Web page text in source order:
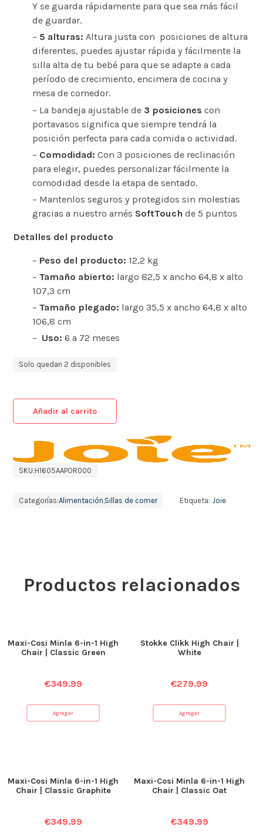
Y se guarda rápidamente para que sea más fácil
de guardar.
– 5 alturas: Altura justa con posiciones de altura
diferentes, puedes ajustar rápida y fácilmente la
silla alta de tu bebé para que se adapte a cada
período de crecimiento, encimera de cocina y
mesa de comedor.
– La bandeja ajustable de 3 posiciones con
portavasos significa que siempre tendrá la
posición perfecta para cada comida o actividad.
– Comodidad: Con 3 posiciones de reclinación
para elegir, puedes personalizar fácilmente la
comodidad desde la etapa de sentado.
– Mantenlos seguros y protegidos sin molestias
gracias a nuestro arnés SoftTouch de 5 puntos
Detalles del producto
– Peso del producto: 12,2 kg
– Tamaño abierto: largo 82,5 x ancho 64,8 x alto
107,3 cm
– Tamaño plegado: largo 35,5 x ancho 64,8 x alto
106,8 cm
– Uso: 6 a 72 meses
Solo quedan 2 disponibles
Añadir al carrito
SKU:H1605AAPOR000
Categorías:Alimentación Sillas de comer Etiqueta: Joie
Productos relacionados
Maxi-Cosi Minla 6-in-1 High
Chair | Classic Green
€349.99
Agregar
Stokke Clikk High Chair |
White
€279.99
Agregar
Maxi-Cosi Minla 6-in-1 High
Chair | Classic Graphite
€349.99
Maxi-Cosi Minla 6-in-1 High
Chair | Classic Oat
€349.99